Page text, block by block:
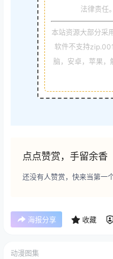
法律责任
本站资源大部分采
软件不支持
脑，安卓，苹果，
点点赞赏，手留余香
还没有人赞赏，快来当第一
海报分享 收藏
动漫图集